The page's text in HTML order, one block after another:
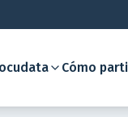
Cómo